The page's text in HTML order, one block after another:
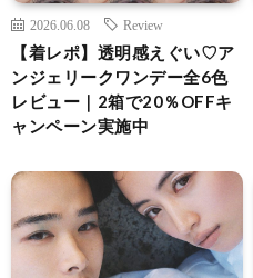
2026.06.08 Review
【着レポ】透明感えぐい♡ア
ンジェリークワンデー全6色
レビュー｜2箱で20％OFFキ
ャンペーン実施中